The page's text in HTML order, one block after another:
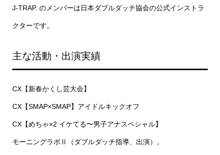
J-TRAP. のメンバーは日本ダブルダッチ協会の公式インストラ
クターです。
主な活動・出演実績
CX【新春かくし芸大会】
CX【SMAP×SMAP】アイドルキックオフ
CX【めちゃ×2 イケてる〜男子アナスペシャル】
モーニングラボⅡ（ダブルダッチ指導、出演）。